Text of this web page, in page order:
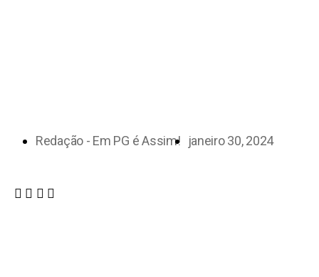
Redação - Em PG é Assim! janeiro 30, 2024